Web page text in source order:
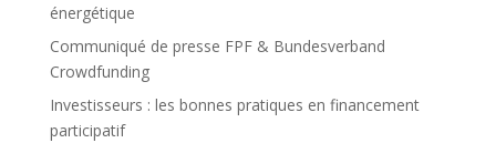
énergétique
Communiqué de presse FPF & Bundesverband
Crowdfunding
Investisseurs : les bonnes pratiques en financement
participatif